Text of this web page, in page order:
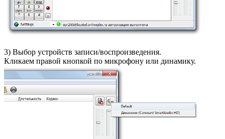
3) Выбор устройств записи/воспроизведения.
Кликаем правой кнопкой по микрофону или динамику.